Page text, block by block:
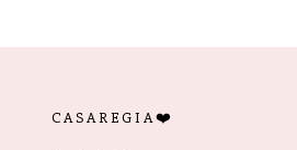
C A S A R E G I A ❤️